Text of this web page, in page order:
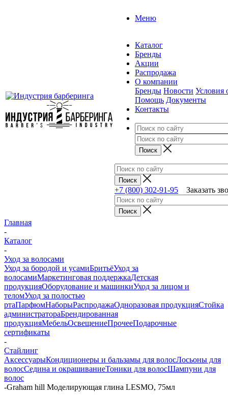
Меню
Каталог
Бренды
Акции
Распродажа
О компании
Бренды Новости Условия
Помощь Документы
Контакты
+7 (800) 302-91-95 Заказать
Главная
-
Каталог
-
Уход за волосами
Уход за бородой и усамиБритьёУход за
волосамиМаркетинговая поддержкаДетская
продукцияОборудование и машинкиУход за лицом и
теломУход за полостью
ртаПарфюмНаборыРаспродажаОдноразовая продукцияСтойка
администратораБрендированная
продукцияМебельОсвещениеПрочееПодарочные
сертификаты
-
Стайлинг
АксессуарыКондиционеры и бальзамы для волосЛосьоны для
волосСедина и окрашиваниеТоники для волосШампуни для
волос
-Graham hill Моделирующая глина LESMO, 75мл